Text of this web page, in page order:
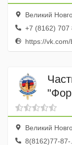
Великий Новгород,
+7 (8162) 707
https://
Великий Новгород,
8(8162)77-87-...